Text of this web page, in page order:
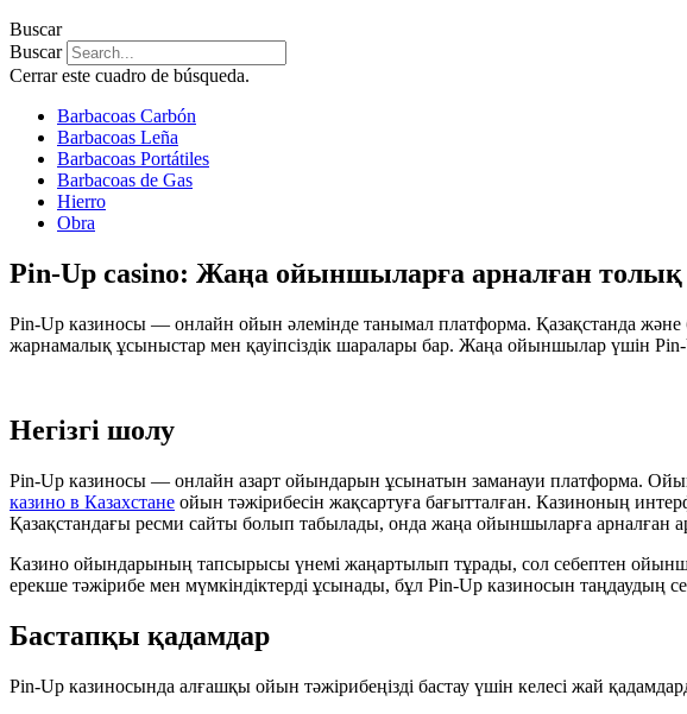
Buscar
Buscar
Cerrar este cuadro de búsqueda.
Barbacoas Carbón
Barbacoas Leña
Barbacoas Portátiles
Barbacoas de Gas
Hierro
Obra
Pin-Up casino: Жаңа ойыншыларға арналған толық
Pin-Up казиносы — онлайн ойын әлемінде танымал платформа. Қазақстанда
жарнамалық ұсыныстар мен қауіпсіздік шаралары бар. Жаңа ойыншылар үшін
Негізгі шолу
Pin-Up казиносы — онлайн азарт ойындарын ұсынатын заманауи платформа.
казино в Казахстане ойын тәжірибесін жақсартуға бағытталған. Казиноның
Қазақстандағы ресми сайты болып табылады, онда жаңа ойыншыларға арналған
Казино ойындарының тапсырысы үнемі жаңартылып тұрады, сол себептен
ерекше тәжірибе мен мүмкіндіктерді ұсынады, бұл Pin-Up казиносын таңдаудың
Бастапқы қадамдар
Pin-Up казиносында алғашқы ойын тәжірибеңізді бастау үшін келесі жай